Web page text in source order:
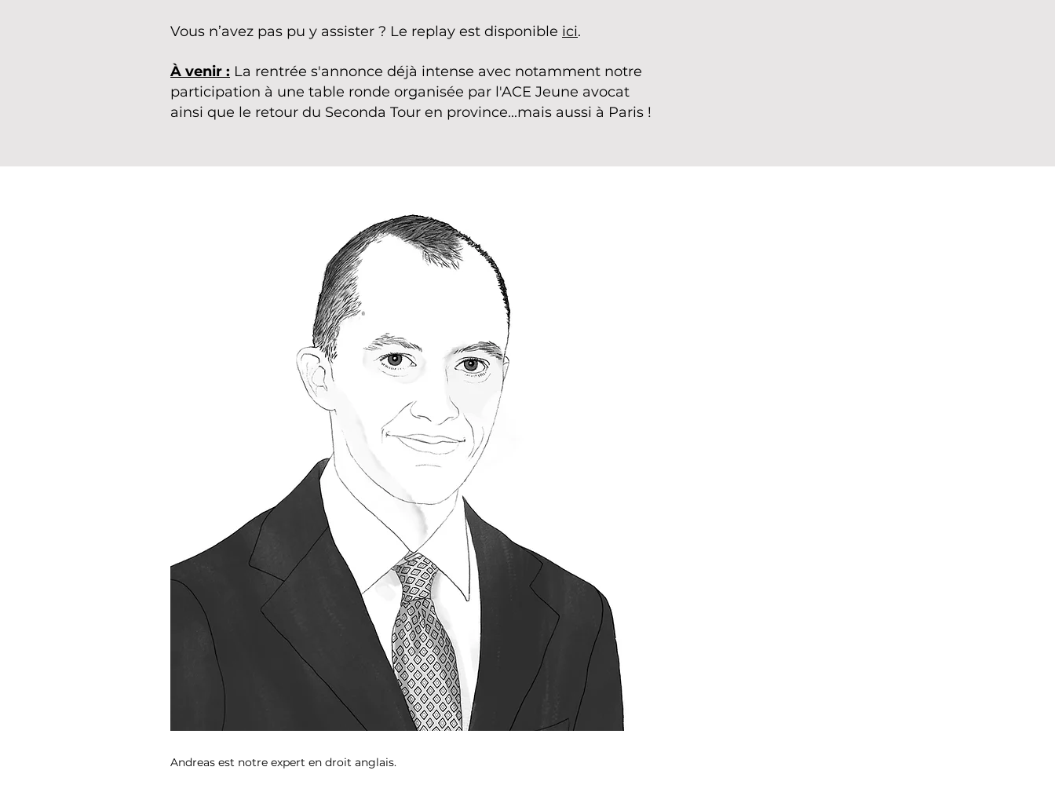
Vous n’avez pas pu y assister ? Le replay est disponible ici.
À venir : La rentrée s'annonce déjà intense avec notamment notre
participation à une table ronde organisée par l'ACE Jeune avocat
ainsi que le retour du Seconda Tour en province...mais aussi à Paris !
Andreas est notre expert en droit anglais.